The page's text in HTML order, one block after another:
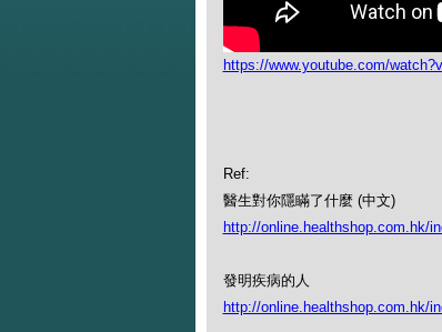
https://www.youtube.com/
Ref:
醫生對你隱瞞了什麼 (中文)
http://online.healthshop.com.hk/
發明疾病的人
http://online.healthshop.com.hk/